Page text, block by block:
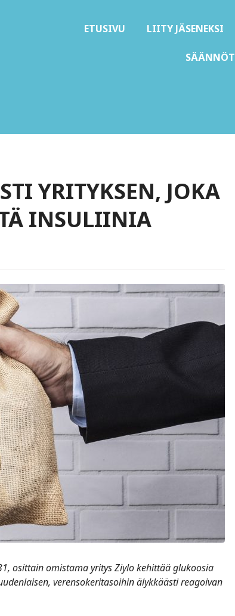
ETUSIVU LIITY JÄSENEKSI
SÄÄNNÖT
YRITYKSEN, JOKA
INSULIINIA
osittain omistama yritys Ziylo kehittää glukoosia
verensokeritasoihin älykkäästi reagoivan